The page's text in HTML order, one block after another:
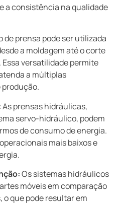
a consistência na qualidade
de prensa pode ser utilizada
a moldagem até o corte
versatilidade permite
a múltiplas
As prensas hidráulicas,
servo-hidráulico, podem
de consumo de energia.
mais baixos e
Os sistemas hidráulicos
móveis em comparação
que pode resultar em